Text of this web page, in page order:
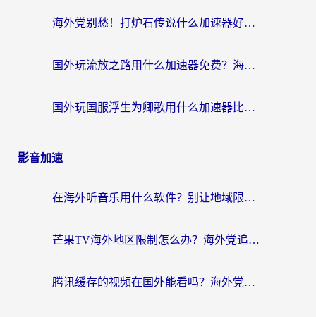
海外党别愁！打炉石传说什么加速器好用？3个实用技巧解决国服游戏卡顿
国外玩流放之路用什么加速器免费？海外党亲测有效的国服游戏加速指南
国外玩国服浮生为卿歌用什么加速器比较好？海外党亲测不踩坑指南
影音加速
在海外听音乐用什么软件？别让地域限制断了你的华语歌单
芒果TV海外地区限制怎么办？海外党追剧看片的实用加速器选择指南
腾讯缓存的视频在国外能看吗？海外党追剧看片的终极解决方案